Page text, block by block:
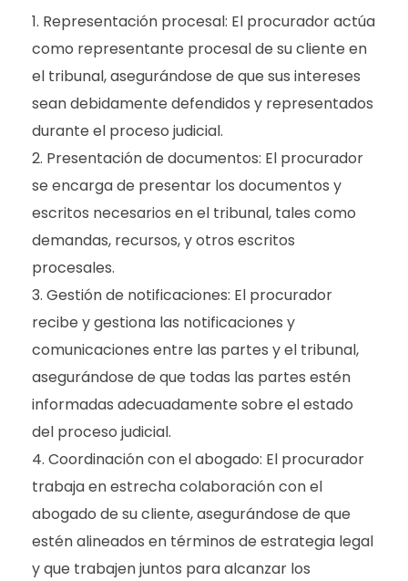
Representación procesal: El procurador actúa
como representante procesal de su cliente en
el tribunal, asegurándose de que sus intereses
sean debidamente defendidos y representados
durante el proceso judicial.
Presentación de documentos: El procurador
se encarga de presentar los documentos y
escritos necesarios en el tribunal, tales como
demandas, recursos, y otros escritos
procesales.
Gestión de notificaciones: El procurador
recibe y gestiona las notificaciones y
comunicaciones entre las partes y el tribunal,
asegurándose de que todas las partes estén
informadas adecuadamente sobre el estado
del proceso judicial.
Coordinación con el abogado: El procurador
trabaja en estrecha colaboración con el
abogado de su cliente, asegurándose de que
estén alineados en términos de estrategia legal
y que trabajen juntos para alcanzar los